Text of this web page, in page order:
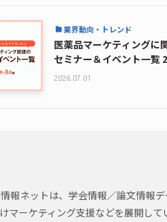
業界動向・トレンド
医薬品マーケティングに
セミナー＆イベント一覧
月・8月編
2026.07.01
報ネットは、学会情報／論文情報デ
マーケティング支援などを展開して